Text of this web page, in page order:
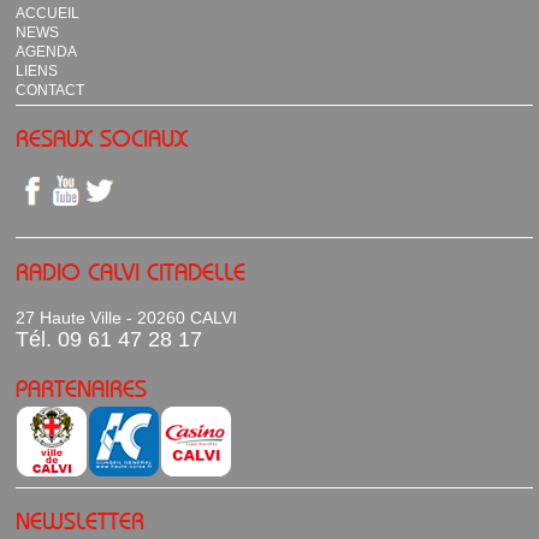
ACCUEIL
NEWS
AGENDA
LIENS
CONTACT
RESAUX SOCIAUX
RADIO CALVI CITADELLE
27 Haute Ville - 20260 CALVI
Tél. 09 61 47 28 17
PARTENAIRES
NEWSLETTER